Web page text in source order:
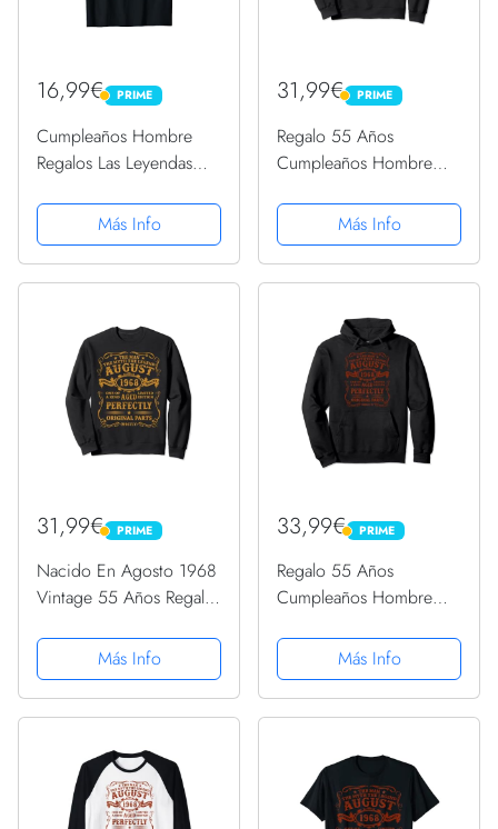
16,99€ PRIME
PRIME
Cumpleaños Hombre
Regalos Las Leyendas
Más Info
31,99€ PRIME
PRIME
Regalo 55 Años
Cumpleaños Hombre
SudaderaMás Info
31,99€ PRIME
PRIME
Nacido En Agosto 1968
Vintage 55 Años Regalo
Más Info
33,99€ PRIME
PRIME
Regalo 55 Años
Cumpleaños Hombre
Sudadera con Capucha
Más Info